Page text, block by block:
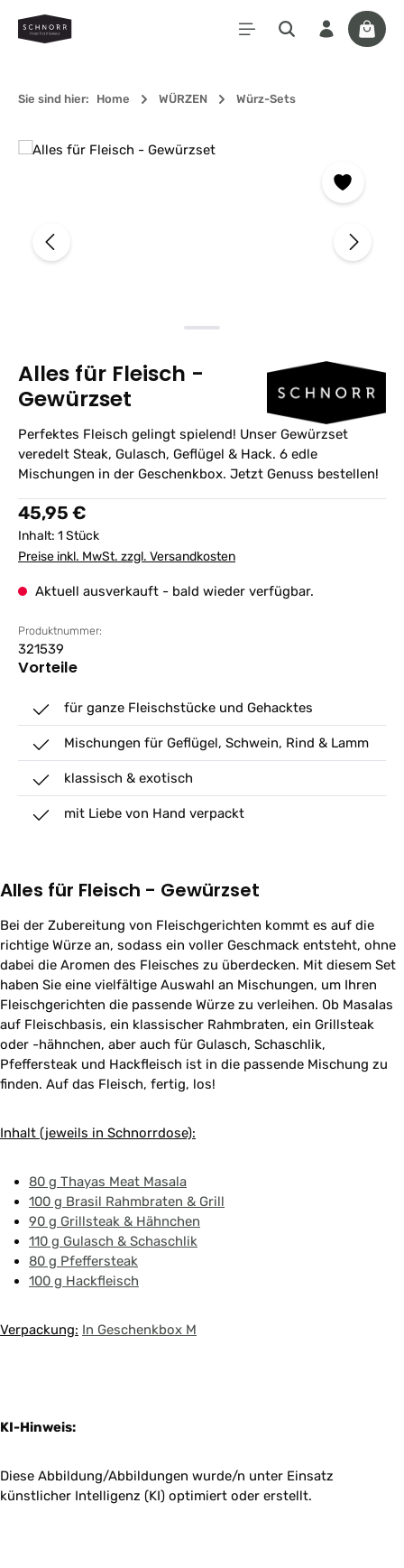
Zum Hauptinhalt springen
Sie sind hier: Home WÜRZEN Würz-Sets
Bildergalerie überspringen
Alles für Fleisch -
Gewürzset
Perfektes Fleisch gelingt spielend! Unser Gewürzset
veredelt Steak, Gulasch, Geflügel & Hack. 6 edle
Mischungen in der Geschenkbox. Jetzt Genuss bestellen!
Regulärer Preis:
45,95 €
Inhalt: 1 Stück
Preise inkl. MwSt. zzgl. Versandkosten
Aktuell ausverkauft - bald wieder verfügbar.
Produktnummer:
321539
Vorteile
für ganze Fleischstücke und Gehacktes
Mischungen für Geflügel, Schwein, Rind & Lamm
klassisch & exotisch
mit Liebe von Hand verpackt
Alles für Fleisch - Gewürzset
Bei der Zubereitung von Fleischgerichten kommt es auf die
richtige Würze an, sodass ein voller Geschmack entsteht, ohne
dabei die Aromen des Fleisches zu überdecken. Mit diesem Set
haben Sie eine vielfältige Auswahl an Mischungen, um Ihren
Fleischgerichten die passende Würze zu verleihen. Ob Masalas
auf Fleischbasis, ein klassischer Rahmbraten, ein Grillsteak
oder -hähnchen, aber auch für Gulasch, Schaschlik,
Pfeffersteak und Hackfleisch ist in die passende Mischung zu
finden. Auf das Fleisch, fertig, los!
Inhalt (jeweils in Schnorrdose):
80 g Thayas Meat Masala
100 g Brasil Rahmbraten & Grill
90 g Grillsteak & Hähnchen
110 g Gulasch & Schaschlik
80 g Pfeffersteak
100 g Hackfleisch
Verpackung: In Geschenkbox M
KI-Hinweis:
Diese Abbildung/Abbildungen wurde/n unter Einsatz
künstlicher Intelligenz (KI) optimiert oder erstellt.